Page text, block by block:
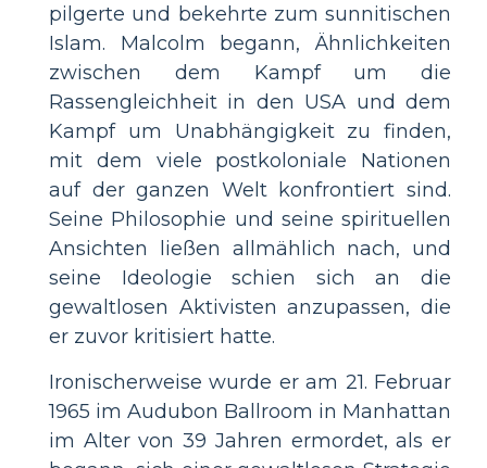
pilgerte und bekehrte zum sunnitischen
Islam. Malcolm begann, Ähnlichkeiten
zwischen dem Kampf um die
Rassengleichheit in den USA und dem
Kampf um Unabhängigkeit zu finden,
mit dem viele postkoloniale Nationen
auf der ganzen Welt konfrontiert sind.
Seine Philosophie und seine spirituellen
Ansichten ließen allmählich nach, und
seine Ideologie schien sich an die
gewaltlosen Aktivisten anzupassen, die
er zuvor kritisiert hatte.
Ironischerweise wurde er am 21. Februar
1965 im Audubon Ballroom in Manhattan
im Alter von 39 Jahren ermordet, als er